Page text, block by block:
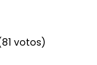
votos)